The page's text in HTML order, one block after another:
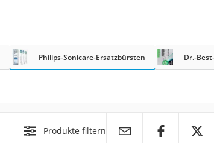
Philips-Sonicare-Ersatzbürsten Dr.-
Produkte filtern